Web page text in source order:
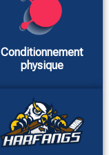
Conditionnement
physique